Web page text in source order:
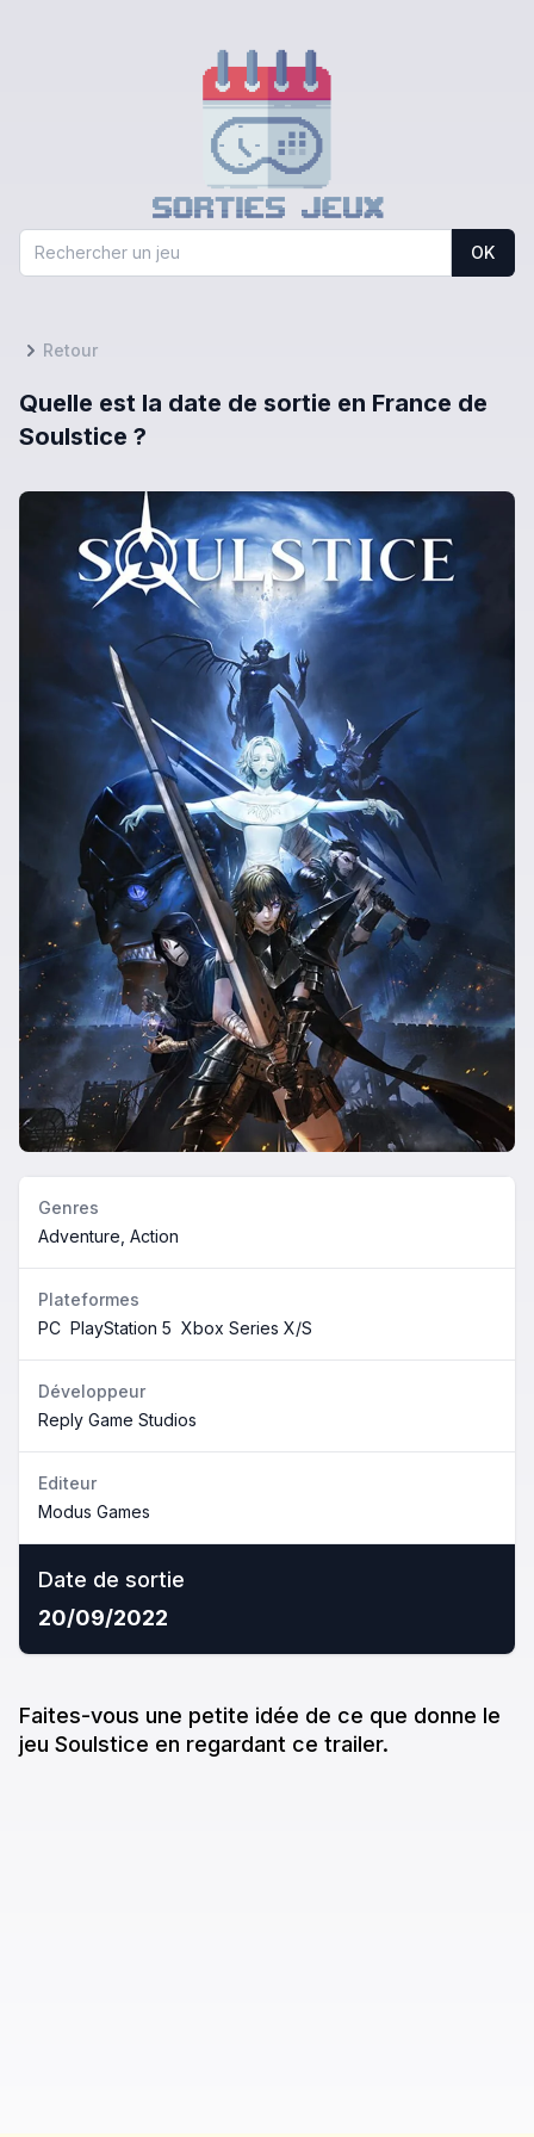
OK
Retour
Quelle est la date de sortie en France de
Soulstice ?
Genres
Adventure, Action
Plateformes
PC PlayStation 5 Xbox Series X/S
Développeur
Reply Game Studios
Editeur
Modus Games
Date de sortie
20/09/2022
Faites-vous une petite idée de ce que donne le
jeu Soulstice en regardant ce trailer.